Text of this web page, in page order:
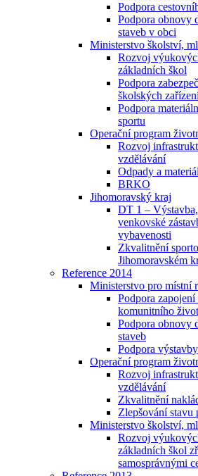
Podpora
Podpora obnovy
staveb v obci
Ministerstvo školství,
Rozvoj
základních škol
Podpora
školských
Podpora
sportu
Operační program
Rozvoj
vzdělávání
Odpady a
BRKO
Jihomoravský kraj
DT 1 –
venkovské
vybavenosti
Zkvalitnění
Jihomoravském
Reference 2014
Ministerstvo pro místní
Podpora
komunitního
Podpora obnovy
staveb
Podpora
Operační program
Rozvoj
vzdělávání
Zkvalitnění
Zlepšování
Ministerstvo školství,
Rozvoj
základních škol
samosprávnými